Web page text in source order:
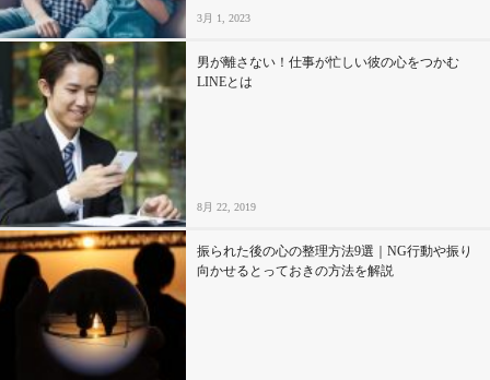
3月 1, 2023
男が離さない！仕事が忙しい彼の心をつかむ
LINEとは
8月 22, 2019
振られた後の心の整理方法9選｜NG行動や振り
向かせるとっておきの方法を解説